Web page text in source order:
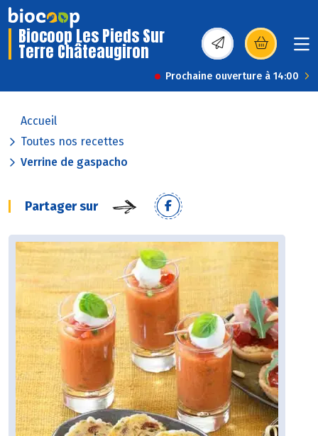
Biocoop Les Pieds Sur
Terre Châteaugiron (s’ouvre dans une
Prochaine ouverture à 14:00
Accueil
Toutes nos recettes
Verrine de gaspacho
Partager sur